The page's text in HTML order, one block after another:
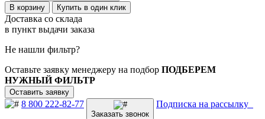
В корзину Купить в один клик
Доставка со склада
в пункт выдачи заказа
Не нашли фильтр?
Оставьте заявку менеджеру на подбор ПОДБЕРЕМ
НУЖНЫЙ ФИЛЬТР
Оставить заявку
8 800 222-82-77
Заказать звонок
Подписка на рассылку